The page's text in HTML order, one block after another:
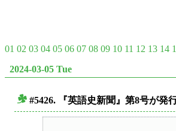
01 02 03 04 05 06 07 08 09 10 11 12 13 14
2024-03-05 Tue
#5426. 『英語史新聞』第8号が発